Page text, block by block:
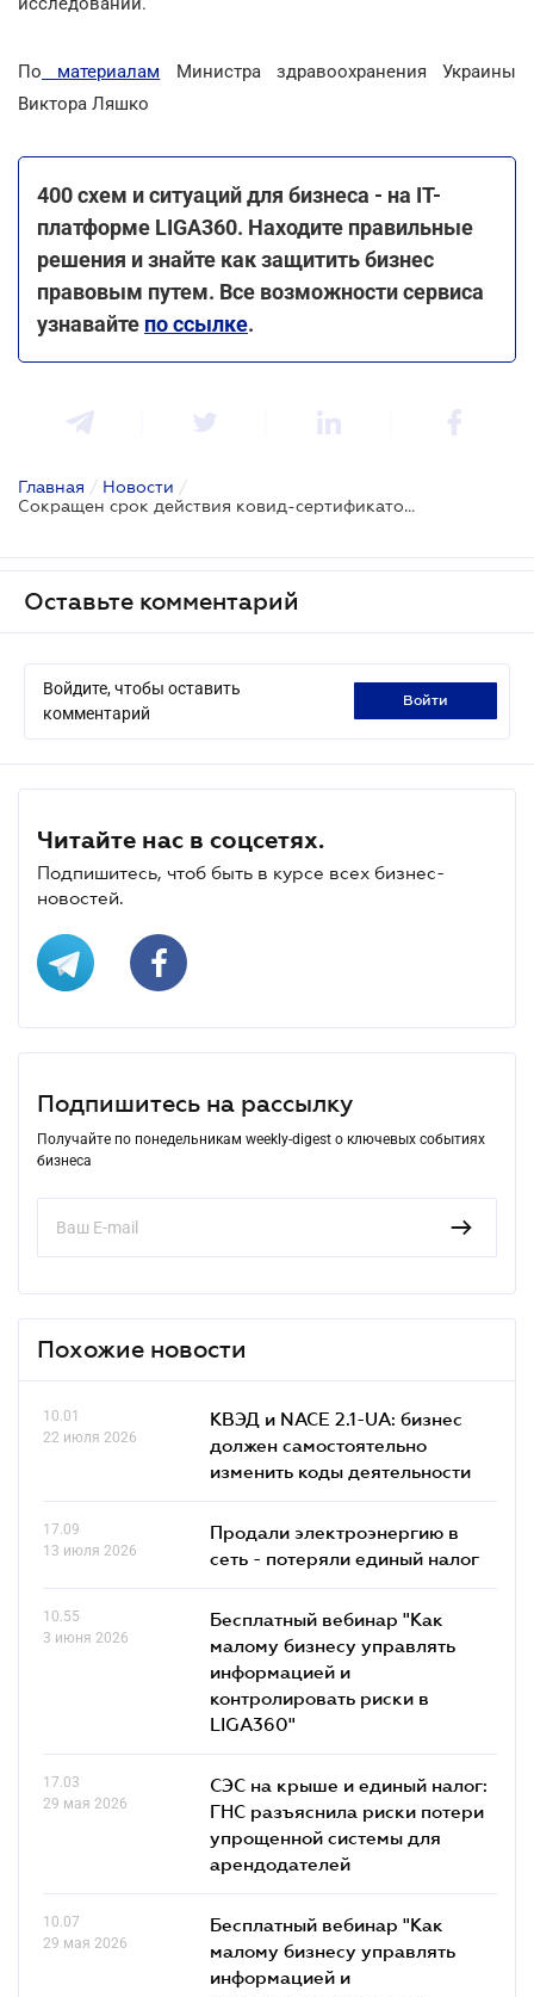
По материалам Министра здравоохранения Украины
Виктора Ляшко
400 схем и ситуаций для бизнеса - на IT-
платформе LIGA360. Находите правильные
решения и знайте как защитить бизнес
правовым путем. Все возможности сервиса
узнавайте по ссылке.
Главная / Новости /
Сокращен срок действия ковид-сертификатов: принят ряд решений в сфере здравоохранения
Оставьте комментарий
Войдите, чтобы оставить
комментарий
войти
Читайте нас в соцсетях.
Подпишитесь, чтоб быть в курсе всех бизнес-
новостей.
Подпишитесь на рассылку
Получайте по понедельникам weekly-digest о ключевых событиях
бизнеса
Похожие новости
10.01
22 июля 2026
КВЭД и NACE 2.1-UA: бизнес
должен самостоятельно
изменить коды деятельности
17.09
13 июля 2026
Продали электроэнергию в
сеть - потеряли единый налог
10.55
3 июня 2026
Бесплатный вебинар "Как
малому бизнесу управлять
информацией и
контролировать риски в
LIGA360"
17.03
29 мая 2026
СЭС на крыше и единый налог:
ГНС разъяснила риски потери
упрощенной системы для
арендодателей
10.07
29 мая 2026
Бесплатный вебинар "Как
малому бизнесу управлять
информацией и